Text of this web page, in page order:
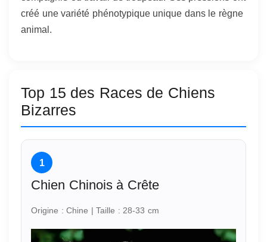
créé une variété phénotypique unique dans le règne
animal.
Top 15 des Races de Chiens
Bizarres
1
Chien Chinois à Crête
Origine : Chine | Taille : 28-33 cm